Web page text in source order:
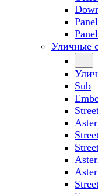
Уличные
Sub